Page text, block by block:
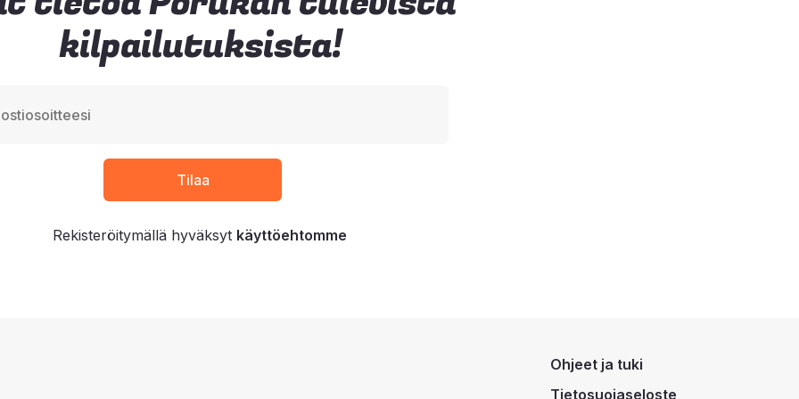
kilpailutuksista!
Rekisteröitymällä hyväksyt käyttöehtomme
Ohjeet ja tuki
Tietosuojaseloste